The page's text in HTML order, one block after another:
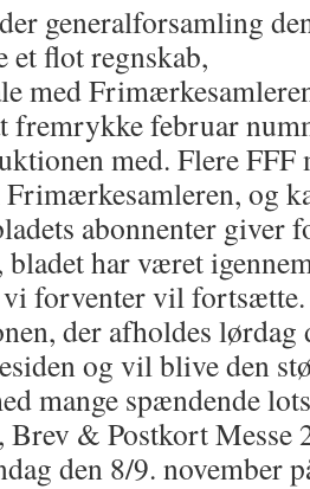
generalforsamling
flot regnskab,
med
fremrykke februar
med. Flere FFF
og
abonnenter giver
har været
forventer vil fortsætte.
der afholdes
og vil blive den
mange spændende
& Postkort Messe
den 8/9. november